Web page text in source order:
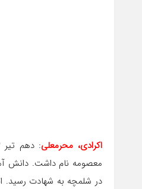
اکرادی، محرمعلی
در شلمچه به شهادت رسید.